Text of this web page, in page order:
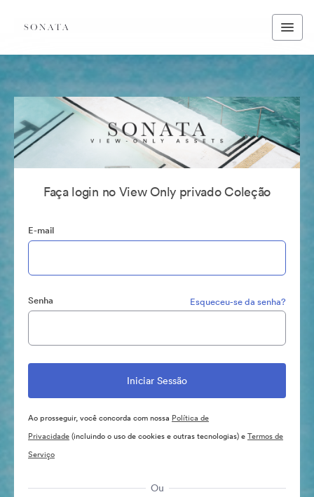
Faça login no View Only privado Coleção
E-mail
Senha Esqueceu-se da senha?
Ao prosseguir, você concorda com nossa Política de
Privacidade(incluindo o uso de cookies e outras tecnologias) eTermos de
Serviço
Ou